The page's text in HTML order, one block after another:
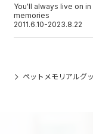
You'll always live on in
memories
2011.6.10-2023.8.22
ペットメモリアルグ